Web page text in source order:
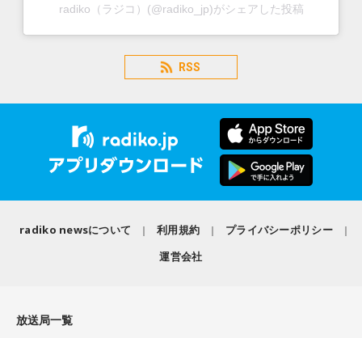
radiko（ラジコ）(@radiko_jp)がシェアした投稿
RSS
radiko newsについて 利用規約
プライバシーポリシー
運営会社
放送局一覧